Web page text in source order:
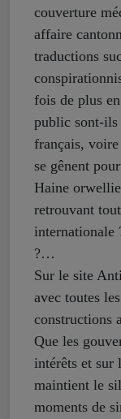
couverture
affaire
traductions
fois de plus
public sont-ils
français,
se gênent
Haine
retrouvant
internationale
?…
Sur le site
avec toutes
constructions
Que les
intérêts et sur
maintient le
moments de